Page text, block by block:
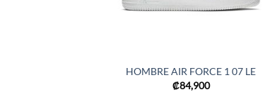
HOMBRE AIR FORCE 1 07 LE
₡84,900